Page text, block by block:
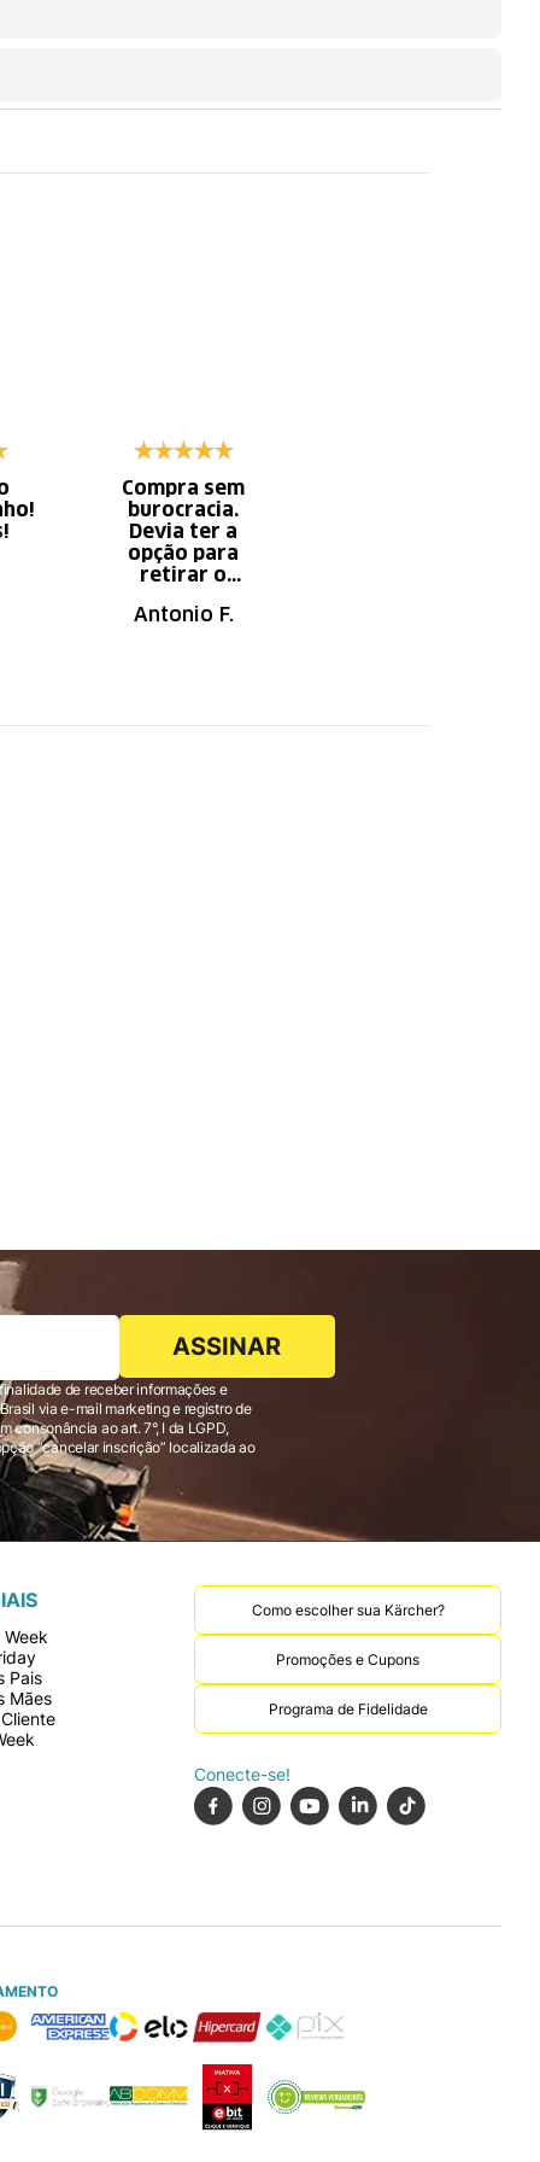
Compra sem
burocracia.
Devia ter a
opção para
retirar o
autorizada da
Antonio F.
ASSINAR
de receber informações e
ao art. 7°, I da LGPD,
Pais
Mães
Conecte-se!
Como escolher sua Kärcher?
Promoções e Cupons
Programa de Fidelidade